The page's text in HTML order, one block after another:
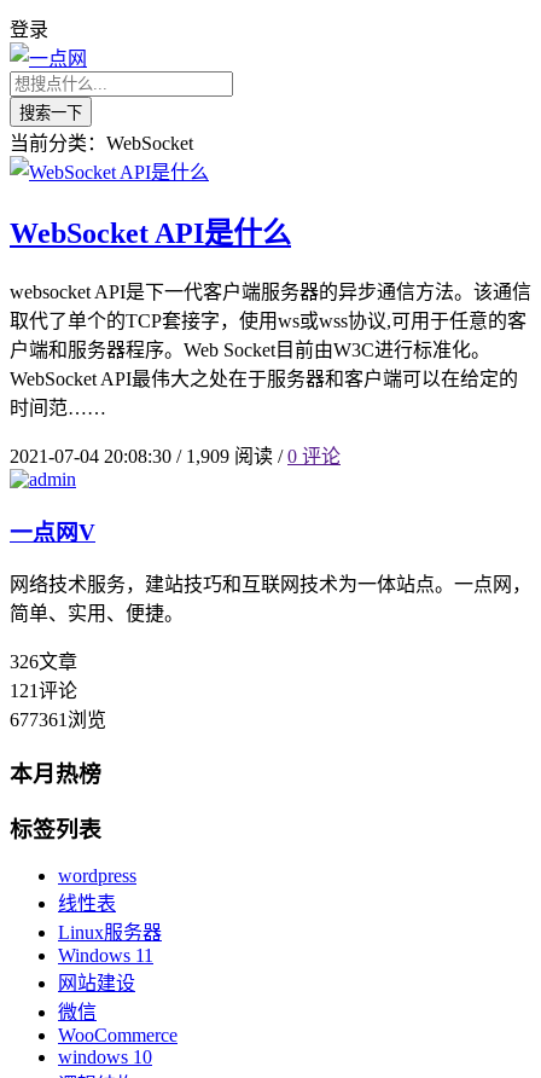
登录
搜索一下
当前分类：WebSocket
WebSocket API是什么
websocket API是下一代客户端服务器的异步通信方法。该通信
取代了单个的TCP套接字，使用ws或wss协议,可用于任意的客
户端和服务器程序。Web Socket目前由W3C进行标准化。
WebSocket API最伟大之处在于服务器和客户端可以在给定的
时间范……
2021-07-04 20:08:30 /1,909 阅读 / 0 评论
一点网V
网络技术服务，建站技巧和互联网技术为一体站点。一点网，
简单、实用、便捷。
326文章
121评论
677361 浏览
本月热榜
标签列表
wordpress
线性表
Linux服务器
Windows 11
网站建设
微信
WooCommerce
windows 10